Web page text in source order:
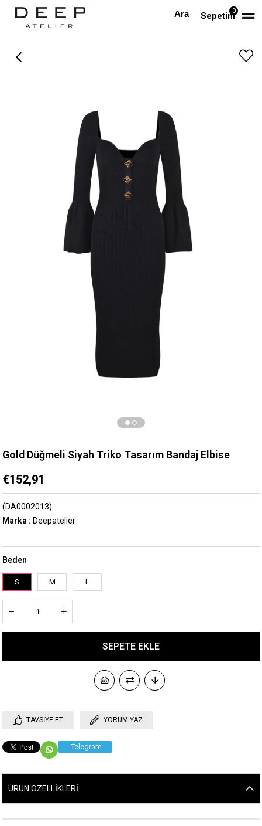
Sepetim0
Anasayfa TÜM ELBİSELER Gold Düğmeli Siyah Triko Tasarım Bandaj Elbise
Gold Düğmeli Siyah Triko Tasarım Bandaj Elbise
€152,91
(DA0002013)
Marka : Deepatelier
Beden
S M L
TAVSIYE ET YORUM YAZ
Telegram
ÜRÜN ÖZELLIKLERI